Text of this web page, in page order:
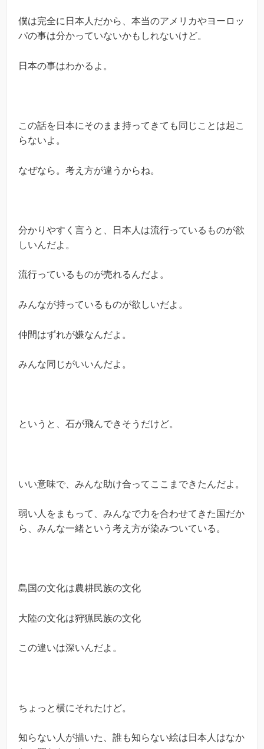
僕は完全に日本人だから、本当のアメリカやヨーロッ
パの事は分かっていないかもしれないけど。
日本の事はわかるよ。
この話を日本にそのまま持ってきても同じことは起こ
らないよ。
なぜなら。考え方が違うからね。
分かりやすく言うと、日本人は流行っているものが欲
しいんだよ。
流行っているものが売れるんだよ。
みんなが持っているものが欲しいだよ。
仲間はずれが嫌なんだよ。
みんな同じがいいんだよ。
というと、石が飛んできそうだけど。
いい意味で、みんな助け合ってここまできたんだよ。
弱い人をまもって、みんなで力を合わせてきた国だか
ら、みんな一緒という考え方が染みついている。
島国の文化は農耕民族の文化
大陸の文化は狩猟民族の文化
この違いは深いんだよ。
ちょっと横にそれたけど。
知らない人が描いた、誰も知らない絵は日本人はなか